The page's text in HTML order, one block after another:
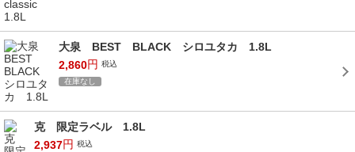
大泉 BEST BLACK シロユタカ 1.8L
2,860円 税込
在庫なし
克 限定ラベル 1.8L
2,937円 税込